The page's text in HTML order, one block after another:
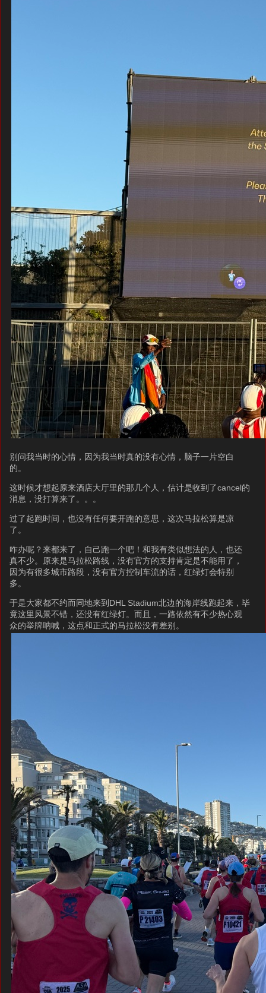
别问我当时的心情，因为我当时真的没有心情，脑子一片空白
的。
这时候才想起原来酒店大厅里的那几个人，估计是收到了cancel的
消息，没打算来了。。。
过了起跑时间，也没有任何要开跑的意思，这次马拉松算是凉
了。
咋办呢？来都来了，自己跑一个吧！和我有类似想法的人，也还
真不少。原来是马拉松路线，没有官方的支持肯定是不能用了，
因为有很多城市路段，没有官方控制车流的话，红绿灯会特别
多。
于是大家都不约而同地来到DHL Stadium北边的海岸线跑起来，毕
竟这里风景不错，还没有红绿灯。而且，一路依然有不少热心观
众的举牌呐喊，这点和正式的马拉松没有差别。